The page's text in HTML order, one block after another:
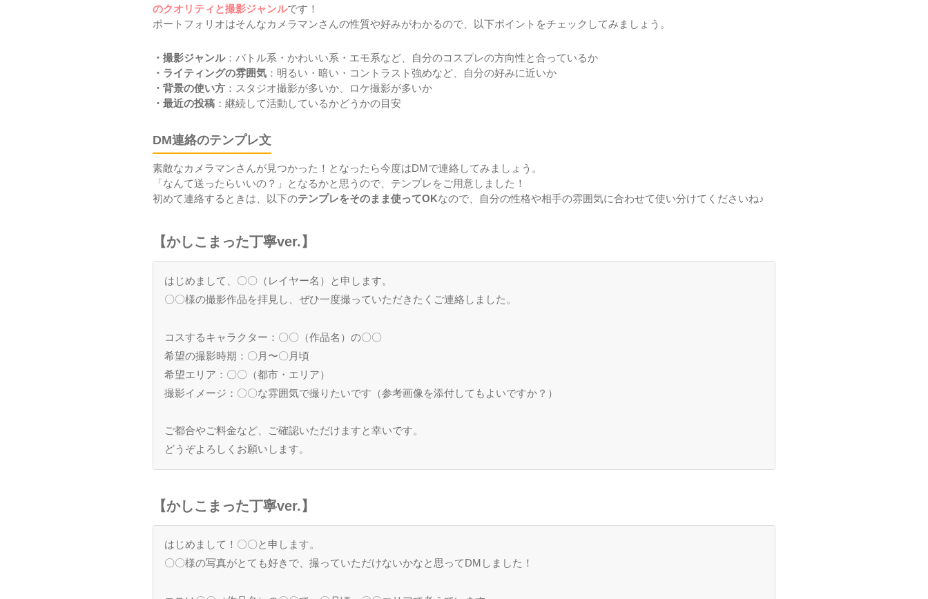
のクオリティと撮影ジャンルです！
ポートフォリオはそんなカメラマンさんの性質や好みがわかるので、以下ポイントをチェックしてみましょう。
・撮影ジャンル：バトル系・かわいい系・エモ系など、自分のコスプレの方向性と合っているか
・ライティングの雰囲気：明るい・暗い・コントラスト強めなど、自分の好みに近いか
・背景の使い方：スタジオ撮影が多いか、ロケ撮影が多いか
・最近の投稿：継続して活動しているかどうかの目安
DM連絡のテンプレ文
素敵なカメラマンさんが見つかった！となったら今度はDMで連絡してみましょう。
「なんて送ったらいいの？」となるかと思うので、テンプレをご用意しました！
初めて連絡するときは、以下のテンプレをそのまま使ってOKなので、自分の性格や相手の雰囲気に合わせて使い分けてくださいね♪
【かしこまった丁寧ver.】
はじめまして、〇〇（レイヤー名）と申します。
〇〇様の撮影作品を拝見し、ぜひ一度撮っていただきたくご連絡しました。
コスするキャラクター：〇〇（作品名）の〇〇
希望の撮影時期：〇月〜〇月頃
希望エリア：〇〇（都市・エリア）
撮影イメージ：〇〇な雰囲気で撮りたいです（参考画像を添付してもよいですか？）
ご都合やご料金など、ご確認いただけますと幸いです。
どうぞよろしくお願いします。
【かしこまった丁寧ver.】
はじめまして！〇〇と申します。
〇〇様の写真がとても好きで、撮っていただけないかなと思ってDMしました！